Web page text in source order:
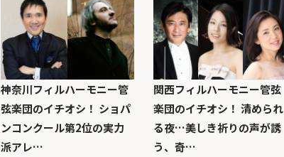
神奈川フィルハーモニー管
弦楽団のイチオシ！ ショパ
ンコンクール第2位の実力
派アレ…
関西フィルハーモニー管弦
楽団のイチオシ！ 清められ
る夜…美しき祈りの声が誘
う、奇…